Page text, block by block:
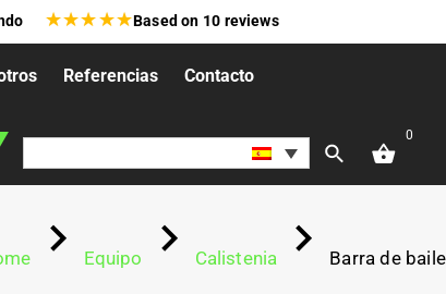
★★★★★Based on 10 reviews
Referencias Contacto
0
Equipo Calistenia Barra de baile